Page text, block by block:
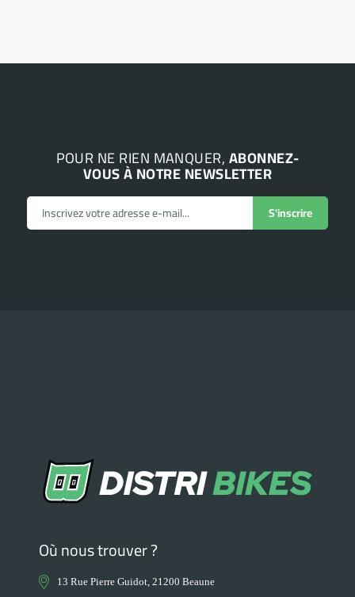
POUR NE RIEN MANQUER,ABONNEZ-
VOUS À NOTRE NEWSLETTER
Où nous trouver ?
13 Rue Pierre Guidot, 21200 Beaune